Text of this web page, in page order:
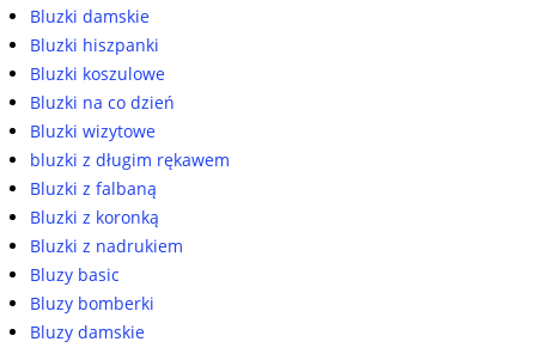
Bluzki damskie
Bluzki hiszpanki
Bluzki koszulowe
Bluzki na co dzień
Bluzki wizytowe
bluzki z długim rękawem
Bluzki z falbaną
Bluzki z koronką
Bluzki z nadrukiem
Bluzy basic
Bluzy bomberki
Bluzy damskie